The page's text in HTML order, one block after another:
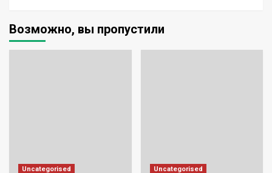
Возможно, вы пропустили
Uncategorised Uncategorised